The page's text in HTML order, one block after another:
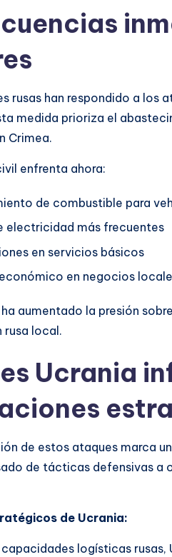
rusas han respondido a los
medida prioriza el
Crimea.
enfrenta ahora:
de combustible para
electricidad más frecuentes
en servicios básicos
en negocios
aumentado la presión
rusa local.
Ucrania
de estos ataques marca
de tácticas defensivas
de Ucrania:
logísticas rusas,